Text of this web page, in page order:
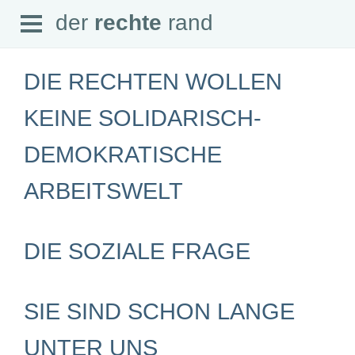
der rechte rand
SEITEN
Aktuell
Abonnement
Downloads
SCHWERPUNKTE
Schwerpunkte Übersicht
Open
Menu
der rechte rand
DIE RECHTEN WOLLEN
KEINE SOLIDARISCH-
DEMOKRATISCHE
ARBEITSWELT
DIE SOZIALE FRAGE
SIE SIND SCHON LANGE
UNTER UNS